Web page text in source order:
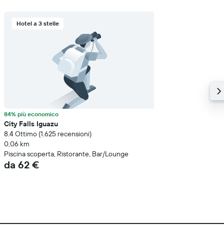
Hotel a 3 stelle
84% più economico
City Falls Iguazu
8.4 Ottimo (1.625 recensioni)
0,06 km
Piscina scoperta, Ristorante, Bar/Lounge
da 62 €